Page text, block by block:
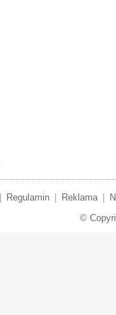
Regulamin Reklama
©